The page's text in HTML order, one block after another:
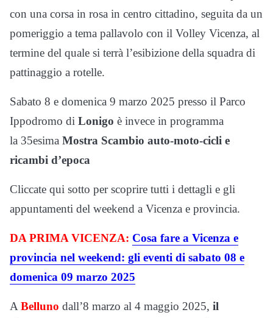
con una corsa in rosa in centro cittadino, seguita da un
pomeriggio a tema pallavolo con il Volley Vicenza, al
termine del quale si terrà l’esibizione della squadra di
pattinaggio a rotelle.
Sabato 8 e domenica 9 marzo 2025 presso il Parco
Ippodromo di Lonigo è invece in programma
la 35esima Mostra Scambio auto-moto-cicli e
ricambi d’epoca
Cliccate qui sotto per scoprire tutti i dettagli e gli
appuntamenti del weekend a Vicenza e provincia.
DA PRIMA VICENZA: Cosa fare a Vicenza e
provincia nel weekend: gli eventi di sabato 08 e
domenica 09 marzo 2025
A Belluno dall’8 marzo al 4 maggio 2025, il